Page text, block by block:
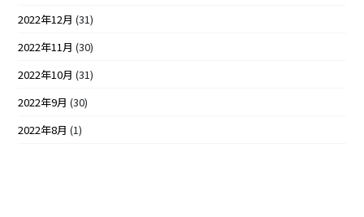
2022年12月 (31)
2022年11月 (30)
2022年10月 (31)
2022年9月 (30)
2022年8月 (1)